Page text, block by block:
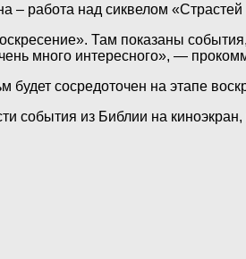
работа над сиквелом «Страстей
Там показаны
много интересного», —
сосредоточен на этапе
события из Библии на